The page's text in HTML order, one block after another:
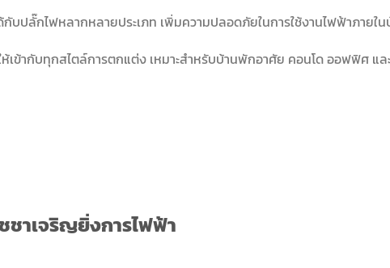
บปลั๊กไฟหลากหลายประเภท เพิ่มความปลอดภัยในการใช้งานไฟฟ้าภายใน
เข้ากับทุกสไตล์การตกแต่ง เหมาะสำหรับบ้านพักอาศัย คอนโด ออฟฟิศ แล
ชาเจริญยิ่งการไฟฟ้า